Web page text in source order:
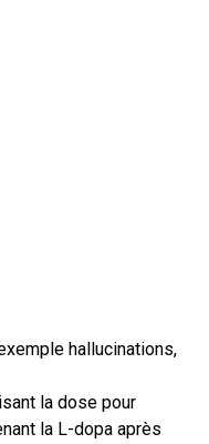
hallucinations,
la dose pour
la L-dopa après